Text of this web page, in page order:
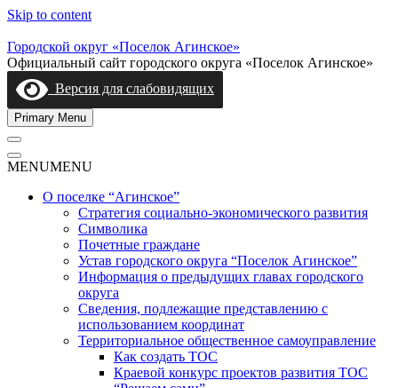
Skip to content
Городской округ «Поселок Агинское»
Официальный сайт городского округа «Поселок Агинское»
Версия для слабовидящих
Primary Menu
MENUMENU
О поселке “Агинское”
Стратегия социально-экономического развития
Символика
Почетные граждане
Устав городского округа “Поселок Агинское”
Информация о предыдущих главах городского
округа
Сведения, подлежащие представлению с
использованием координат
Территориальное общественное самоуправление
Как создать ТОС
Краевой конкурс проектов развития ТОС